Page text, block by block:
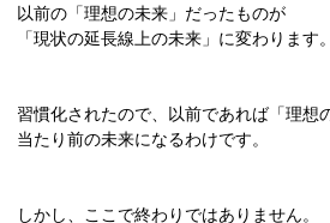
以前の「理想の未来」だったものが
「現状の延長線上の未来」に変わります。
習慣化されたので、以前であれば「理想
当たり前の未来になるわけです。
しかし、ここで終わりではありません。